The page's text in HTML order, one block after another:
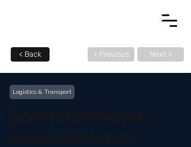
< Back < Previous Next >
Logistics & Transport